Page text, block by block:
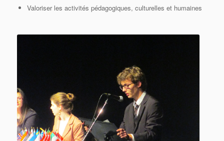
Valoriser les activités pédagogiques, culturelles et humaines